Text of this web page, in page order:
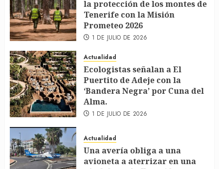
la protección de los montes de
Tenerife con la Misión
Prometeo 2026
1 DE JULIO DE 2026
Actualidad
Ecologistas señalan a El
Puertito de Adeje con la
‘Bandera Negra’ por Cuna del
Alma.
1 DE JULIO DE 2026
Actualidad
Una avería obliga a una
avioneta a aterrizar en una